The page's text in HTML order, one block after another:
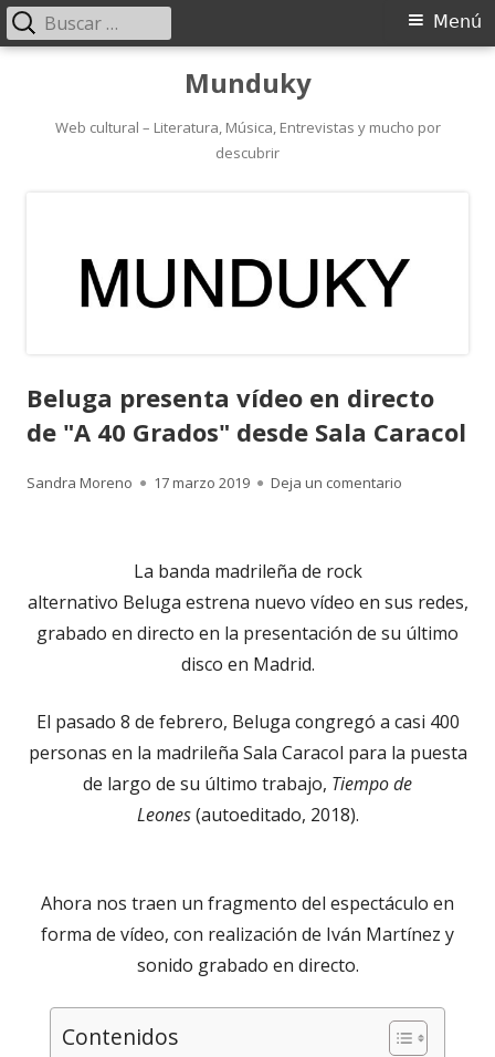
contenido
Munduky
Web cultural – Literatura, Música, Entrevistas y mucho por
descubrir
Menú
Menú
Buscar:
Beluga presenta vídeo en directo
de "A 40 Grados" desde Sala Caracol
Autor
Sandra Moreno
Publicado
17 marzo 2019 Deja un comentario
La banda madrileña de rock
alternativo Beluga estrena nuevo vídeo en sus redes,
grabado en directo en la presentación de su último
disco en Madrid.
El pasado 8 de febrero, Beluga congregó a casi 400
personas en la madrileña Sala Caracol para la puesta
de largo de su último trabajo, Tiempo de
Leones(autoeditado, 2018).
Ahora nos traen un fragmento del espectáculo en
forma de vídeo, con realización de Iván Martínez y
sonido grabado en directo.
Contenidos